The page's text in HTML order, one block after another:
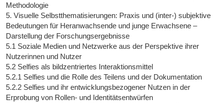
Methodologie
5. Visuelle Selbstthematisierungen: Praxis und (inter-) subjektive
Bedeutungen für Heranwachsende und junge Erwachsene –
Darstellung der Forschungsergebnisse
5.1 Soziale Medien und Netzwerke aus der Perspektive ihrer
Nutzerinnen und Nutzer
5.2 Selfies als bildzentriertes Interaktionsmittel
5.2.1 Selfies und die Rolle des Teilens und der Dokumentation
5.2.2 Selfies und ihr entwicklungsbezogener Nutzen in der
Erprobung von Rollen- und Identitätsentwürfen